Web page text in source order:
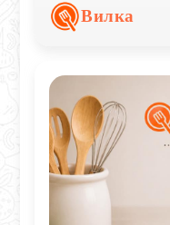
ароматами друг
порционной
Вилка